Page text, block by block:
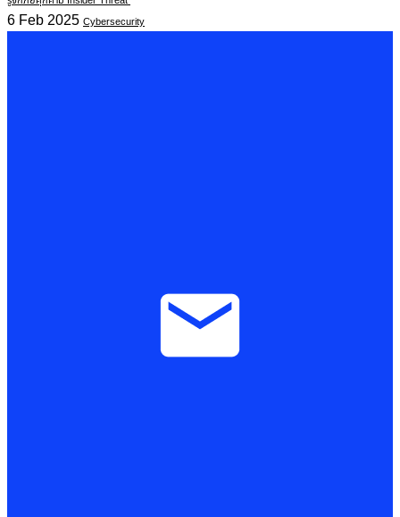
6 Feb 2025 Cybersecurity